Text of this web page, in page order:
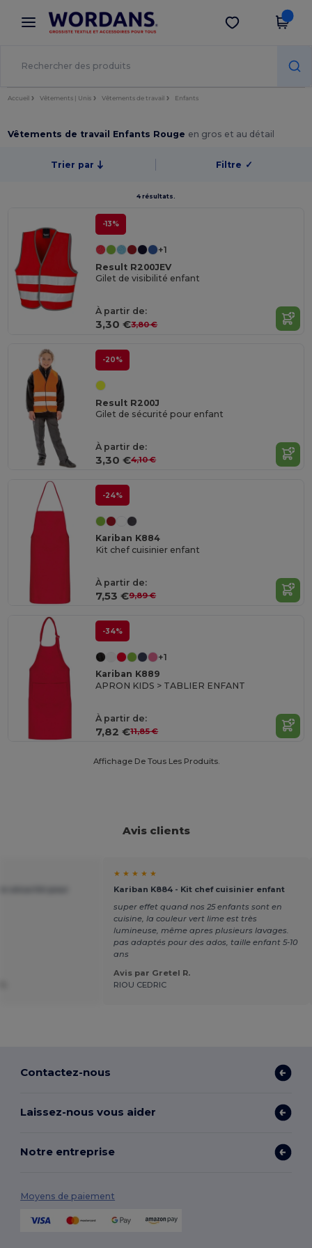
× Appli Wordans
Meilleurs prix sur l’app !
Obtenir l'appli
Accueil Vêtements | Unis Vêtements de travail Enfants
Vêtements de travail Enfants Rouge en gros et au détail
Trier par Filtre ✓
4 résultats.
-13%
+1
Result R200JEV
Gilet de visibilité enfant
À partir de:
3,30 €3,80 €
-20%
Result R200J
Gilet de sécurité pour enfant
À partir de:
3,30 €4,10 €
-24%
Kariban K884
Kit chef cuisinier enfant
À partir de:
7,53 €9,89 €
-34%
+1
Kariban K889
APRON KIDS > TABLIER ENFANT
À partir de:
7,82 €11,85 €
Affichage De Tous Les Produits.
Avis clients
★ ★ ★ ★ ★
Kariban K884 - Kit chef cuisinier enfant
super effet quand nos 25 enfants sont en
cuisine, la couleur vert lime est très
lumineuse, même apres plusieurs lavages.
pas adaptés pour des ados, taille enfant 5-10
ans
Avis par Gretel R.
RIOU CEDRIC
Contactez-nous
Laissez-nous vous aider
Notre entreprise
Moyens de paiement